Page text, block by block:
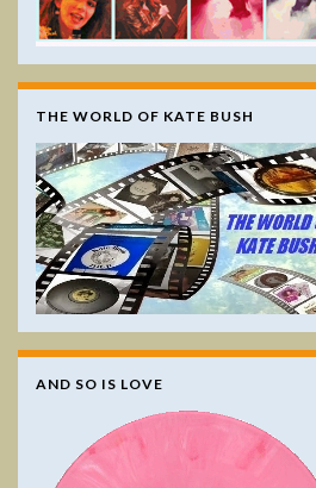
THE WORLD OF KATE BUSH
AND SO IS LOVE